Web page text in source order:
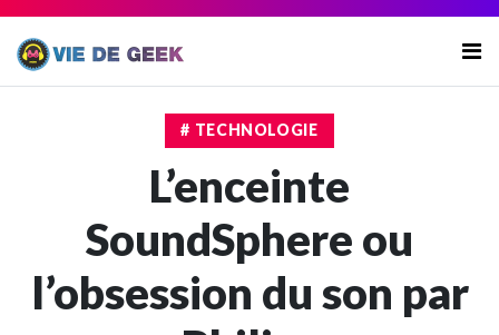
# TECHNOLOGIE
L’enceinte
SoundSphere ou
l’obsession du son par